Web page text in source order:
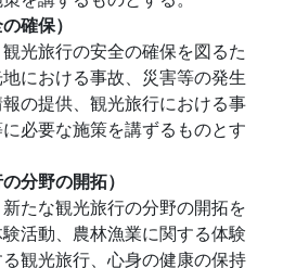
確保）
光旅行の安全の確保を図るた
における事故、災害等の発生
の提供、観光旅行における事
必要な施策を講ずるものとす
分野の開拓）
たな観光旅行の分野の開拓を
活動、農林漁業に関する体験
観光旅行、心身の健康の保持